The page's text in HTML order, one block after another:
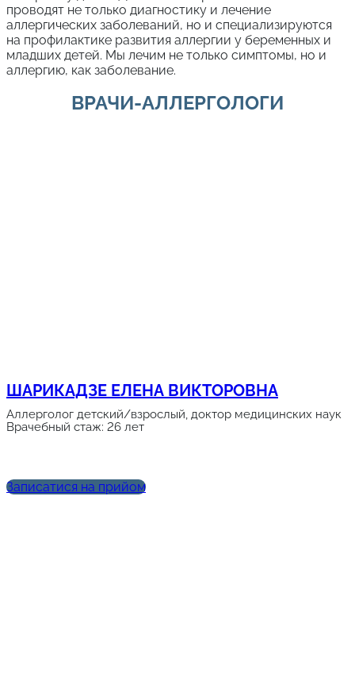
проводят не только диагностику и лечение
аллергических заболеваний, но и специализируются
на профилактике развития аллергии у беременных и
младших детей. Мы лечим не только симптомы, но и
аллергию, как заболевание.
ВРАЧИ-АЛЛЕРГОЛОГИ
ШАРИКАДЗЕ ЕЛЕНА ВИКТОРОВНА
Аллерголог детский/взрослый, доктор медицинских наук
Врачебный стаж: 26 лет
Записатися на прийом